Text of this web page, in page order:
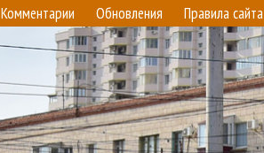
Комментарии Обновления Правила сайта